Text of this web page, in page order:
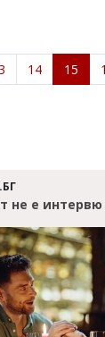
14 15
не е интервю